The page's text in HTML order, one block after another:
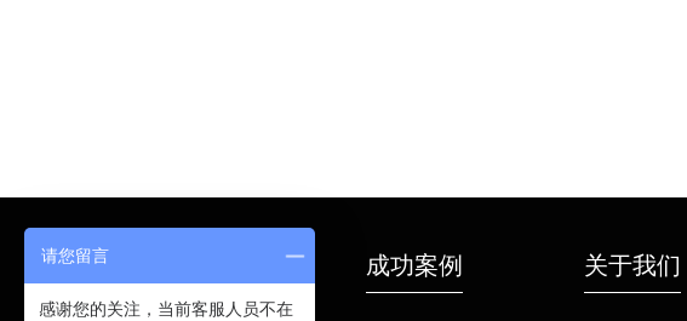
成功案例 关于我们
请您留言
感谢您的关注，当前客服人员不在